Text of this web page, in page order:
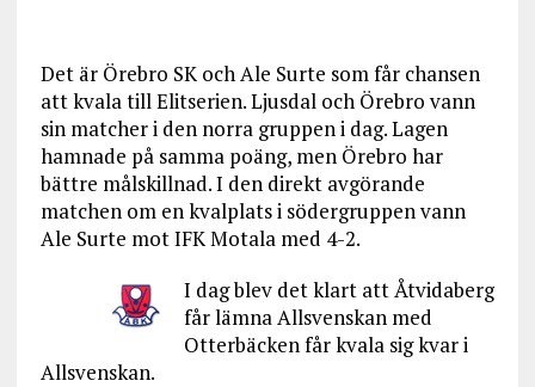
Det är Örebro SK och Ale Surte som får chansen
att kvala till Elitserien. Ljusdal och Örebro vann
sin matcher i den norra gruppen i dag. Lagen
hamnade på samma poäng, men Örebro har
bättre målskillnad. I den direkt avgörande
matchen om en kvalplats i södergruppen vann
Ale Surte mot IFK Motala med 4-2.
I dag blev det klart att Åtvidaberg
får lämna Allsvenskan med
Otterbäcken får kvala sig kvar i
Allsvenskan.